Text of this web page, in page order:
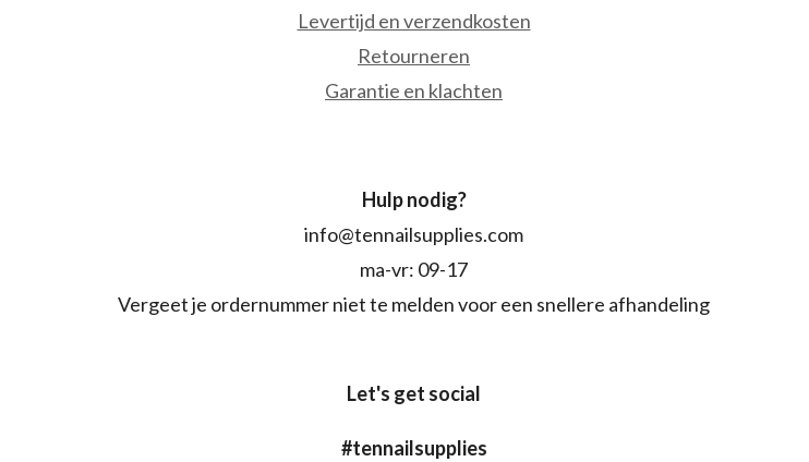
Levertijd en verzendkosten
Retourneren
Garantie en klachten
Hulp nodig?
info@tennailsupplies.com
ma-vr: 09-17
Vergeet je ordernummer niet te melden voor een snellere afhandeling
Let's get social
#tennailsupplies